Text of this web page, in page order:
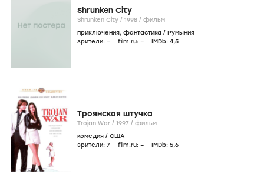
Shrunken City
Shrunken City / 1998 / фильм
приключения, фантастика / Румыния
зрители: – film.ru: – IMDb: 4,5
Троянская штучка
Trojan War / 1997 / фильм
комедия / США
зрители: 7 film.ru: – IMDb: 5,6